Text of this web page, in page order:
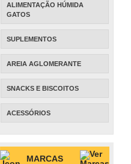
ALIMENTAÇÃO HÚMIDA
GATOS
SUPLEMENTOS
AREIA AGLOMERANTE
SNACKS E BISCOITOS
ACESSÓRIOS
MARCAS